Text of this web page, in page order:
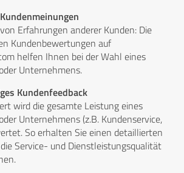
Erfahrungen anderer Kunden: Die
Kundenbewertungen auf
helfen Ihnen bei der Wahl eines
Unternehmens.
Kundenfeedback
wird die gesamte Leistung eines
Unternehmens (z.B. Kundenservice,
So erhalten Sie einen detaillierten
Service- und Dienstleistungsqualität